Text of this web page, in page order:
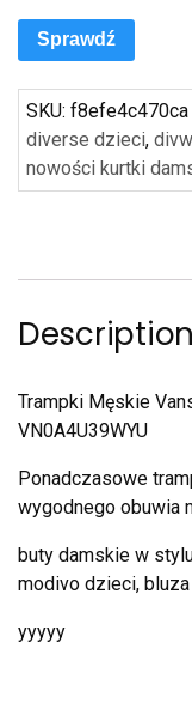
Sprawdź
SKU: f8efe4c470ca
diverse dzieci,
nowości kurtki
Description
Trampki Męskie
VN0A4U39WYU
Ponadczasowe
wygodnego obuwia
buty damskie w
modivo dzieci,
yyyyy